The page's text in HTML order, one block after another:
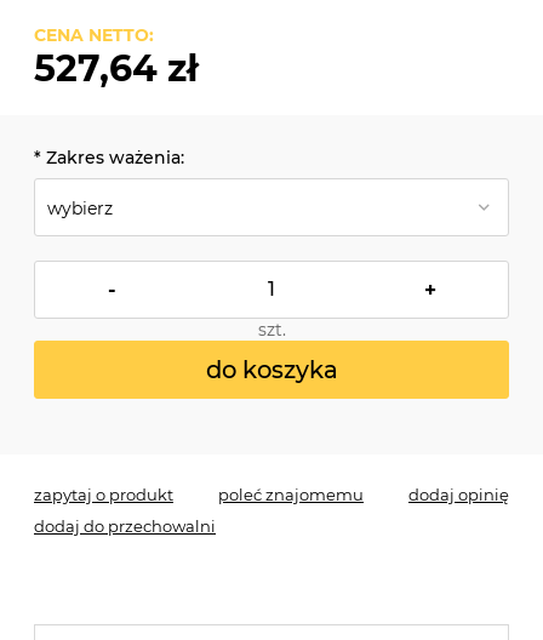
CENA NETTO:
527,64 zł
* Zakres ważenia:
- +
szt.
do koszyka
zapytaj o produkt poleć znajomemu
dodaj opinię
dodaj do przechowalni